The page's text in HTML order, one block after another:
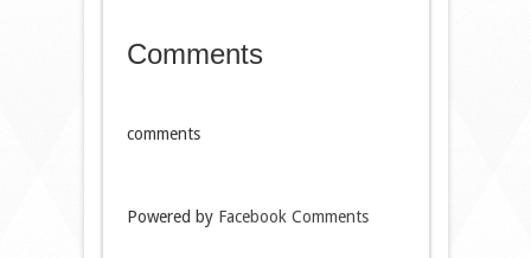
Comments
comments
Powered by Facebook Comments